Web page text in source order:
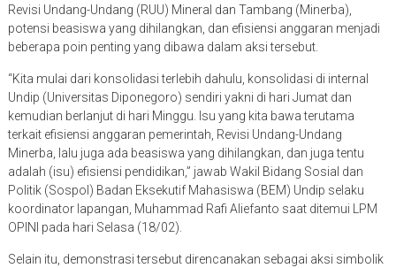
Revisi Undang-Undang (RUU) Mineral dan Tambang (Minerba),
potensi beasiswa yang dihilangkan, dan efisiensi anggaran menjadi
beberapa poin penting yang dibawa dalam aksi tersebut.
“Kita mulai dari konsolidasi terlebih dahulu, konsolidasi di internal
Undip (Universitas Diponegoro) sendiri yakni di hari Jumat dan
kemudian berlanjut di hari Minggu. Isu yang kita bawa terutama
terkait efisiensi anggaran pemerintah, Revisi Undang-Undang
Minerba, lalu juga ada beasiswa yang dihilangkan, dan juga tentu
adalah (isu) efisiensi pendidikan,” jawab Wakil Bidang Sosial dan
Politik (Sospol) Badan Eksekutif Mahasiswa (BEM) Undip selaku
koordinator lapangan, Muhammad Rafi Aliefanto saat ditemui LPM
OPINI pada hari Selasa (18/02).
Selain itu, demonstrasi tersebut direncanakan sebagai aksi simbolik